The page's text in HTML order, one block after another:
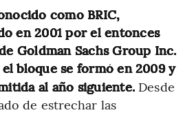
como BRIC,
en 2001 por el entonces
Goldman Sachs Group Inc.
el bloque se formó en 2009 y
al año siguiente. Desde
de estrechar las